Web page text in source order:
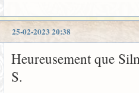
25-02-2023 20:38
Heureusement que
S.